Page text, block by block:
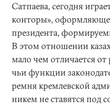
Сатпаева, сегодня
конторы»,
президента,
В этом отношении
мало чем отличается
чьи функции
ремня кремлевской
никем не ставятся под